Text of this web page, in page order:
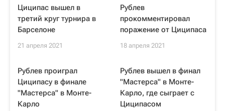
Циципас вышел в
третий круг турнира в
Барселоне
21 апреля 2021
Рублев
прокомментировал
поражение от Циципаса
18 апреля 2021
Рублев проиграл
Циципасу в финале
"Мастерса" в Монте-
Карло
Рублев вышел в финал
"Мастерса" в Монте-
Карло, где сыграет с
Циципасом